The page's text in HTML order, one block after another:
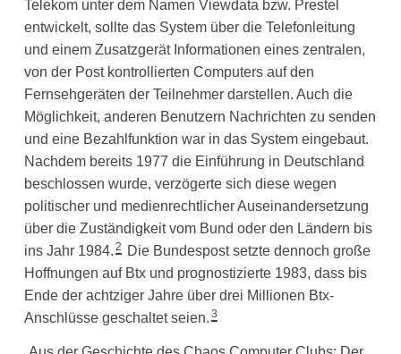
Telekom unter dem Namen Viewdata bzw. Prestel
entwickelt, sollte das System über die Telefonleitung
und einem Zusatzgerät Informationen eines zentralen,
von der Post kontrollierten Computers auf den
Fernsehgeräten der Teilnehmer darstellen. Auch die
Möglichkeit, anderen Benutzern Nachrichten zu senden
und eine Bezahlfunktion war in das System eingebaut.
Nachdem bereits 1977 die Einführung in Deutschland
beschlossen wurde, verzögerte sich diese wegen
politischer und medienrechtlicher Auseinandersetzung
über die Zuständigkeit vom Bund oder den Ländern bis
ins Jahr 1984. 2
Die Bundespost setzte dennoch große
Hoffnungen auf Btx und prognostizierte 1983, dass bis
Ende der achtziger Jahre über drei Millionen Btx-
Anschlüsse geschaltet seien. 3